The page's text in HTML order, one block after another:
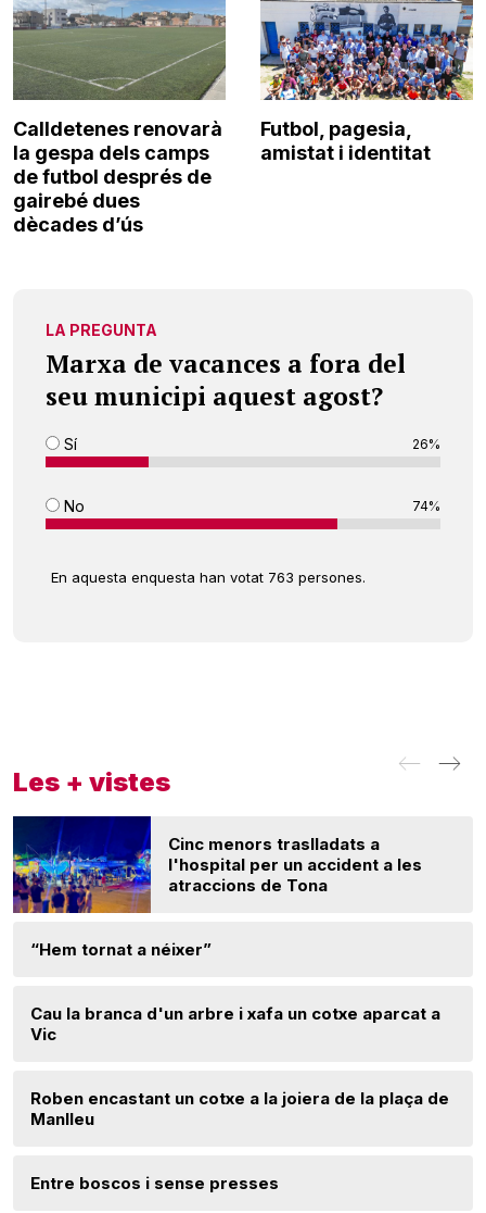
Calldetenes renovarà
la gespa dels camps
de futbol després de
gairebé dues
dècades d’ús
Futbol, pagesia,
amistat i identitat
LA PREGUNTA
Marxa de vacances a fora del
seu municipi aquest agost?
Sí 26%
No 74%
En aquesta enquesta han votat 763 persones.
Les + vistes
Cinc menors traslladats a
l'hospital per un accident a les
atraccions de Tona
“Hem tornat a néixer”
Cau la branca d'un arbre i xafa un cotxe aparcat a
Vic
Roben encastant un cotxe a la joiera de la plaça de
Manlleu
Entre boscos i sense presses